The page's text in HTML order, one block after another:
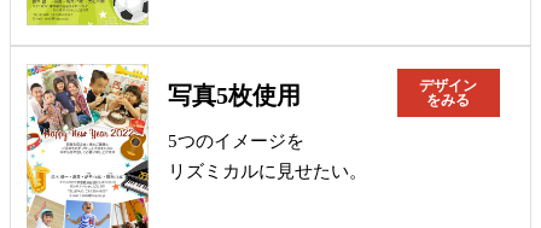
写真5枚使用
デザイン
をみる
5つのイメージを
リズミカルに見せたい。